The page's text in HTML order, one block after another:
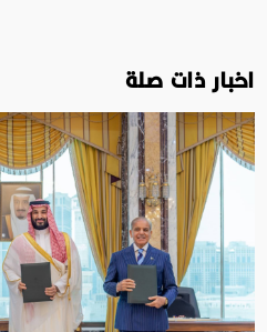
اخبار ذات صلة